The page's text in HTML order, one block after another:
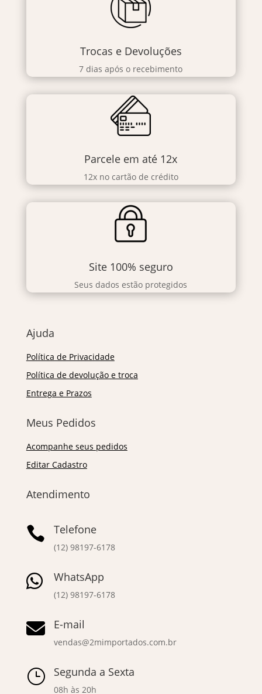
Trocas e Devoluções
7 dias após o recebimento
Parcele em até 12x
12x no cartão de crédito
Site 100% seguro
Seus dados estão protegidos
Ajuda
Política de Privacidade
Política de devolução e troca
Entrega e Prazos
Meus Pedidos
Acompanhe seus pedidos
Editar Cadastro
Atendimento
 Telefone
(12) 98197-6178
 WhatsApp
(12) 98197-6178
 E-mail
vendas@2mimportados.com.br
} Segunda a Sexta
08h às 20h